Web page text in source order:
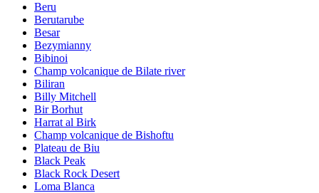
Beru
Berutarube
Besar
Bezymianny
Bibinoi
Champ volcanique de Bilate river
Biliran
Billy Mitchell
Bir Borhut
Harrat al Birk
Champ volcanique de Bishoftu
Plateau de Biu
Black Peak
Black Rock Desert
Loma Blanca